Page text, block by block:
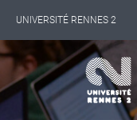
UNIVERSITÉ RENNES 2
INTERNATIONAL
LES NOUVELLES DE